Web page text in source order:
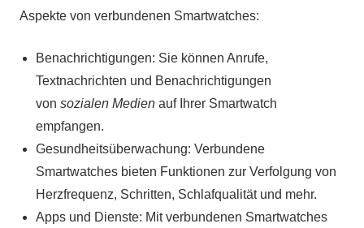
Aspekte von verbundenen Smartwatches:
Benachrichtigungen: Sie können Anrufe,
Textnachrichten und Benachrichtigungen
von sozialen Medien auf Ihrer Smartwatch
empfangen.
Gesundheitsüberwachung: Verbundene
Smartwatches bieten Funktionen zur Verfolgung von
Herzfrequenz, Schritten, Schlafqualität und mehr.
Apps und Dienste: Mit verbundenen Smartwatches